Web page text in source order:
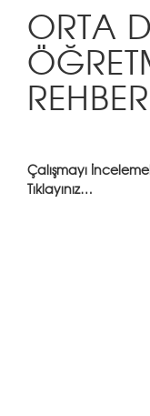
ORTA
Çalışmayı
Tıklayınız…